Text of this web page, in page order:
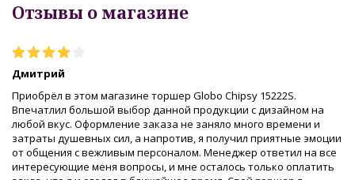
Отзывы о магазине
Дмитрий
Приобрёл в этом магазине торшер Globo Chipsy 15222S.
Впечатлил большой выбор данной продукции с дизайном на
любой вкус. Оформление заказа не заняло много времени и
затраты душевных сил, а напротив, я получил приятные эмоции
от общения с вежливым персоналом. Менеджер ответил на все
интересующие меня вопросы, и мне осталось только оплатить